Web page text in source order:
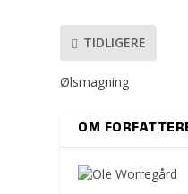
TIDLIGERE
Ølsmagning
OM